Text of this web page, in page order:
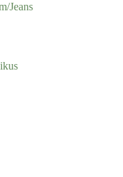
Jeans